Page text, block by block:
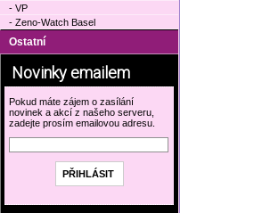
- VP
- Zeno-Watch Basel
Ostatní
Novinky emailem
Pokud máte zájem o zasílání
novinek a akcí z našeho serveru,
zadejte prosím emailovou adresu.